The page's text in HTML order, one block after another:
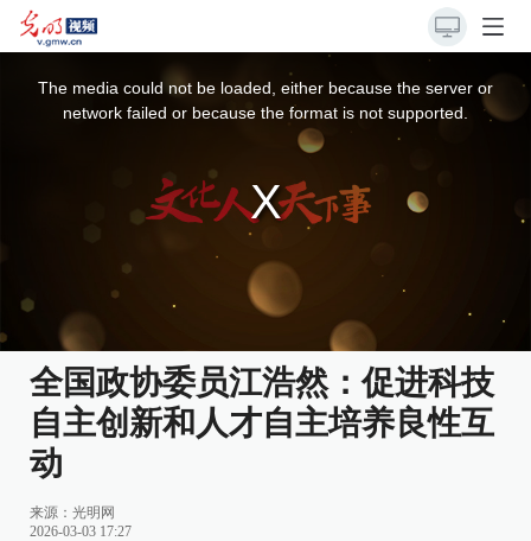
The media could not be loaded, either because the server or
network failed or because the format is not supported.
全国政协委员江浩然：促进科技
自主创新和人才自主培养良性互
动
来源： 光明网
2026-03-03 17:27